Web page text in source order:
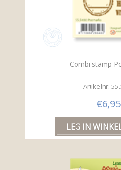
Combi stamp
Artikelnr:
€6,95